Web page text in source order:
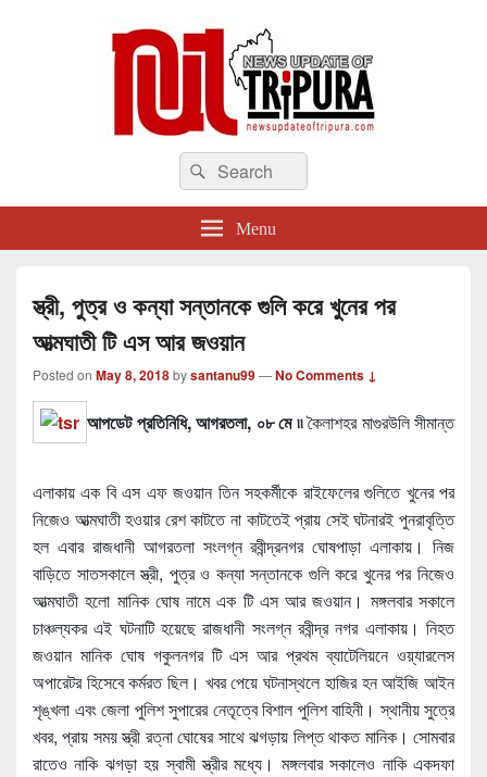
newsupdateoftripura.com
The one & only exceptional Bengali Version online news & infotainment portal
in Tripura.
Search
for:
Search
Menu
স্ত্রী, পুত্র ও কন্যা সন্তানকে গুলি করে খুনের পর
আত্মঘাতী টি এস আর জওয়ান
Posted on May 8, 2018bysantanu99—No Comments ↓
আপডেট প্রতিনিধি, আগরতলা, ০৮ মে ৷৷কৈলাশহর মাগুরউলি সীমান্ত
এলাকায় এক বি এস এফ জওয়ান তিন সহকর্মীকে রাইফেলের গুলিতে খুনের পর
নিজেও আত্মঘাতী হওয়ার রেশ কাটতে না কাটতেই প্রায় সেই ঘটনারই পুনরাবৃত্তি
হল এবার রাজধানী আগরতলা সংলগ্ন রবীন্দ্রনগর ঘোষপাড়া এলাকায়। নিজ
বাড়িতে সাতসকালে স্ত্রী, পুত্র ও কন্যা সন্তানকে গুলি করে খুনের পর নিজেও
আত্মঘাতী হলো মানিক ঘোষ নামে এক টি এস আর জওয়ান। মঙ্গলবার সকালে
চাঞ্চল্যকর এই ঘটনাটি হয়েছে রাজধানী সংলগ্ন রবীন্দ্র নগর এলাকায়। নিহত
জওয়ান মানিক ঘোষ গকুলনগর টি এস আর প্রথম ব্যাটেলিয়নে ওয়্যারলেস
অপারেটর হিসেবে কর্মরত ছিল। খবর পেয়ে ঘটনাস্থলে হাজির হন আইজি আইন
শৃঙ্খলা এবং জেলা পুলিশ সুপারের নেতৃত্বে বিশাল পুলিশ বাহিনী। স্থানীয় সুত্রে
খবর, প্রায় সময় স্ত্রী রত্না ঘোষের সাথে ঝগড়ায় লিপ্ত থাকত মানিক। সোমবার
রাতেও নাকি ঝগড়া হয় স্বামী স্ত্রীর মধ্যে। মঙ্গলবার সকালেও নাকি একদফা